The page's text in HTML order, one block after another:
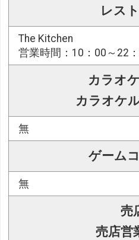
レス
The Kitchen
営業時間：10：00～22
カラオ
カラオケ
無
ゲーム
無
売
売店営